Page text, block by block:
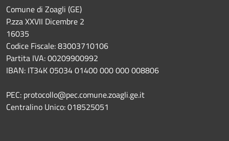
Comune di Zoagli (GE)
P.zza XXVII Dicembre 2
16035
Codice Fiscale: 83003710106
Partita IVA: 00209900992
IBAN: IT34K 05034 01400 000 000 008806
PEC: protocollo@pec.comune.zoagli.ge.it
Centralino Unico: 018525051